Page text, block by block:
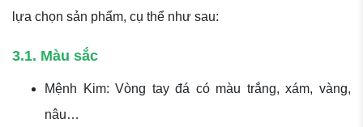
lựa chọn sản phẩm, cụ thể như sau:
3.1. Màu sắc
Mệnh Kim: Vòng tay đá có màu trắng, xám, vàng,
nâu…